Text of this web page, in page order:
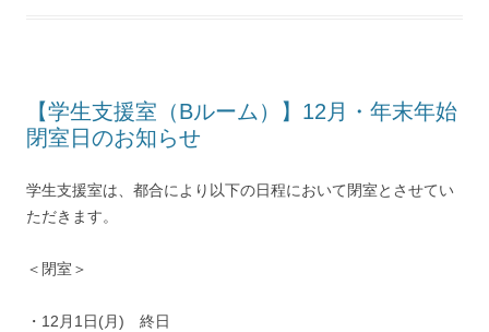
【学生支援室（Bルーム）】12月・年末年始
閉室日のお知らせ
学生支援室は、都合により以下の日程において閉室とさせてい
ただきます。
＜閉室＞
・12月1日(月) 終日